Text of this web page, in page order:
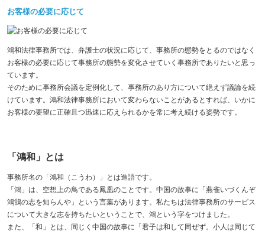
お客様の必要に応じて
鴻和法律事務所では、弁護士の状況に応じて、事務所の態勢をとるのではなく
お客様の必要に応じて事務所の態勢を変化させていく事務所でありたいと思っ
ています。
そのために事務所会議を定例化して、事務所のあり方について絶えず議論を続
けています。鴻和法律事務所において変わらないことがあるとすれば、いかに
お客様の要望に正確且つ迅速に応えられるかを常に考え続ける姿勢です。
「鴻和」とは
事務所名の「鴻和（こうわ）」とは造語です。
「鴻」は、空想上の鳥である鳳凰のことです。中国の故事に「燕雀いづくんぞ
鴻鵠の志を知らんや」という言葉があります。私たちは法律事務所のサービス
について大きな志を持ちたいということで、鴻という字をつけました。
また、「和」とは、同じく中国の故事に「君子は和して同ぜず。小人は同じて